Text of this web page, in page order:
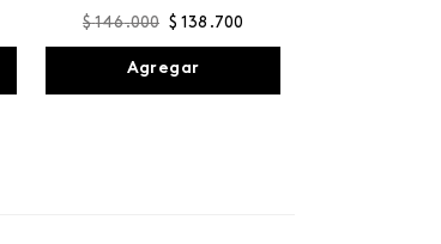
$ 146.000 $ 138 .700
Agregar